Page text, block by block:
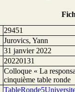
29451
Jurovics, Yann
31 janvier 2022
20220131
Colloque « La
cinquième table ronde